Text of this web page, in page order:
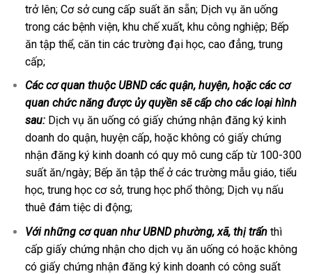
trở lên; Cơ sở cung cấp suất ăn sẵn; Dịch vụ ăn uống
trong các bệnh viện, khu chế xuất, khu công nghiệp; Bếp
ăn tập thể, căn tin các trường đại học, cao đẳng, trung
cấp;
Các cơ quan thuộc UBND các quận, huyện, hoặc các cơ
quan chức năng được ủy quyền sẽ cấp cho các loại hình
sau: Dịch vụ ăn uống có giấy chứng nhận đăng ký kinh
doanh do quận, huyện cấp, hoặc không có giấy chứng
nhận đăng ký kinh doanh có quy mô cung cấp từ 100-300
suất ăn/ngày; Bếp ăn tập thể ở các trường mẫu giáo, tiểu
học, trung học cơ sở, trung học phổ thông; Dịch vụ nấu
thuê đám tiệc di động;
Với những cơ quan như UBND phường, xã, thị trấnthì
cấp giấy chứng nhận cho dịch vụ ăn uống có hoặc không
có giấy chứng nhận đăng ký kinh doanh có công suất